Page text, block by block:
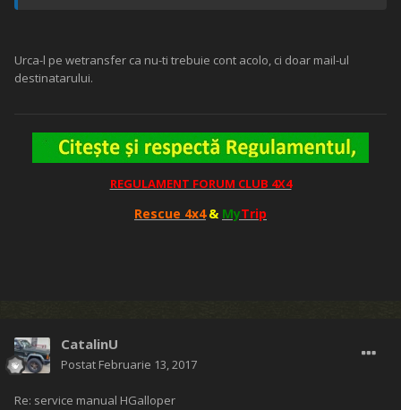
Urca-l pe wetransfer ca nu-ti trebuie cont acolo, ci doar mail-ul
destinatarului.
REGULAMENT FORUM CLUB 4X4
Rescue 4x4 & MyTrip
CatalinU
Postat Februarie 13, 2017
Re: service manual HGalloper